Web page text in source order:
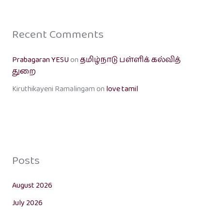
Recent Comments
Prabagaran YESUonதமிழ்நாடு பள்ளிக் கல்வித்
துறை
Kiruthikayeni Ramalingamon love tamil
Posts
August 2026
July 2026